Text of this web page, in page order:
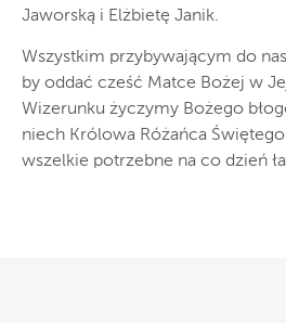
Jaworską i Elżbietę Janik.
Wszystkim przybywającym do
by oddać cześć Matce Bożej w
Wizerunku życzymy Bożego
niech Królowa Różańca
wszelkie potrzebne na co dzień